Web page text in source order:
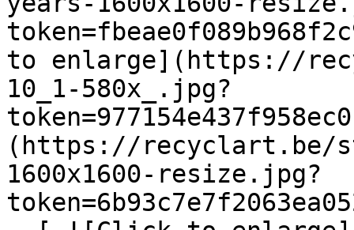
to enlarge](https://
10_1-580x_.jpg?
(https://recyclart.be/
1600x1600-resize.jpg?